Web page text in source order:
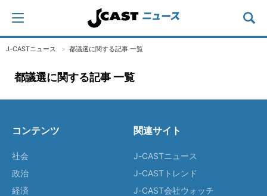
J-CASTニュース 都議選に関する記事 一覧
都議選に関する記事 一覧
コンテンツ
社会
政治
経済
関連サイト
J-CASTニュース
J-CASTトレンド
J-CAST会社ウォッチ